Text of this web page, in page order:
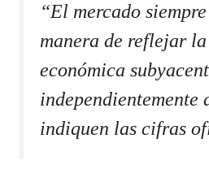
“El mercado
manera de reflejar
económica
independientemente
indiquen las cifras